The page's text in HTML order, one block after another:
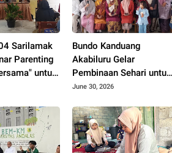
Sarilamak
Parenting
untuk
Bundo Kanduang
Akabiluru Gelar
Pembinaan Sehari untuk
Rang Mudo dan Puti
Generasi Muda dalam
Pembangunan Nagari
June 30, 2026